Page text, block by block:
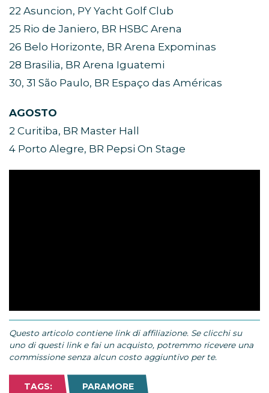
22 Asuncion, PY Yacht Golf Club
25 Rio de Janiero, BR HSBC Arena
26 Belo Horizonte, BR Arena Expominas
28 Brasilia, BR Arena Iguatemi
30, 31 São Paulo, BR Espaço das Américas
AGOSTO
2 Curitiba, BR Master Hall
4 Porto Alegre, BR Pepsi On Stage
Questo articolo contiene link di affiliazione. Se clicchi su
uno di questi link e fai un acquisto, potremmo ricevere una
commissione senza alcun costo aggiuntivo per te.
TAGS: PARAMORE